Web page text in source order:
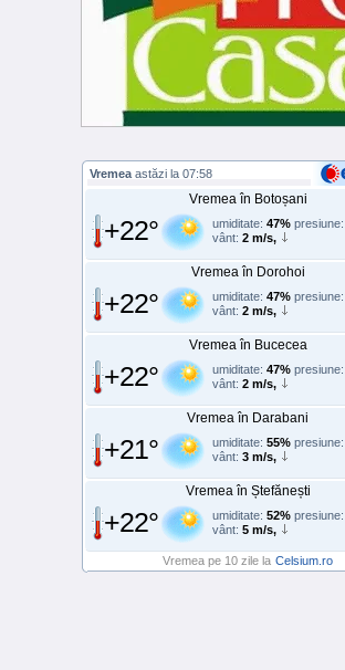
Vremea astăzi la 07:58
Vremea în Botoșani
+22° umiditate: 47% presiune:
vânt: 2 m/s,
Vremea în Dorohoi
+22° umiditate: 47% presiune:
vânt: 2 m/s,
Vremea în Bucecea
+22° umiditate: 47% presiune:
vânt: 2 m/s,
Vremea în Darabani
+21° umiditate: 55% presiune:
vânt: 3 m/s,
Vremea în Ștefănești
+22° umiditate: 52% presiune:
vânt: 5 m/s,
Vremea pe 10 zile la Celsium.ro